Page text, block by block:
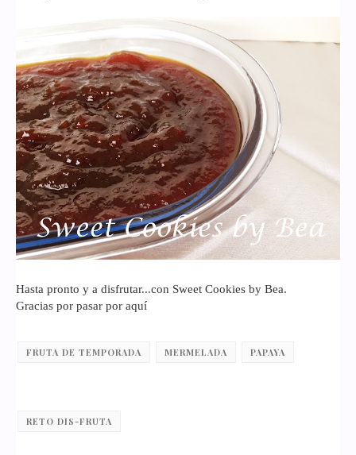
Hasta pronto y a disfrutar...con Sweet Cookies by Bea.
Gracias por pasar por aquí
FRUTA DE TEMPORADA MERMELADA PAPAYA
RETO DIS-FRUTA